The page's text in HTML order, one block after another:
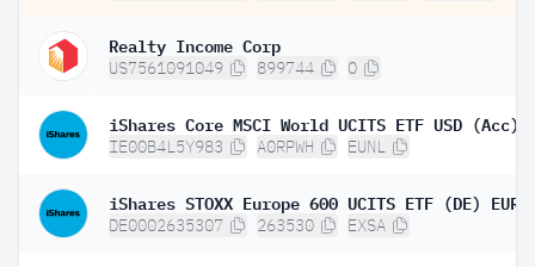
Realty Income Corp
US7561091049 899744 O
iShares Core MSCI World UCITS ETF USD (Acc)
IE00B4L5Y983 A0RPWH EUNL
DE0002635307 263530 EXSA